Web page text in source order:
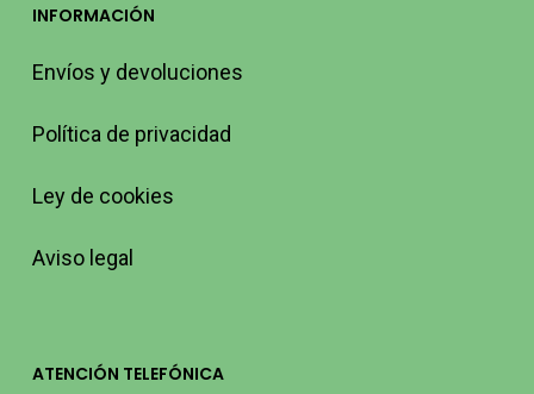
INFORMACIÓN
Envíos y devoluciones
Política de privacidad
Ley de cookies
Aviso legal
ATENCIÓN TELEFÓNICA